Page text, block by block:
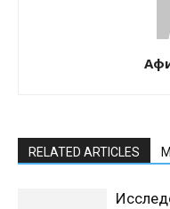
RELATED ARTICLES